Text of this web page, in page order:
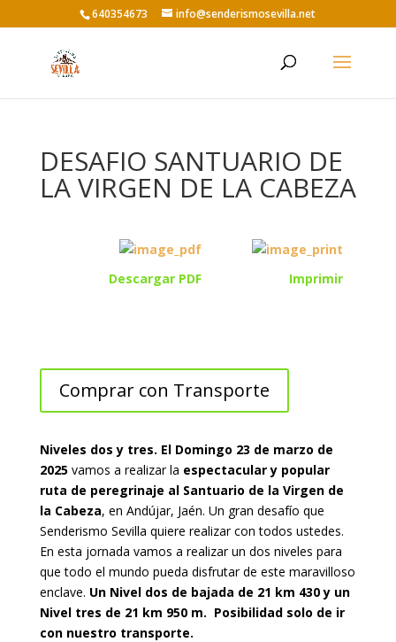
640354673 info@senderismosevilla.net
DESAFIO SANTUARIO DE
LA VIRGEN DE LA CABEZA
Descargar PDF Imprimir
Comprar con Transporte
Niveles dos y tres. El Domingo 23 de marzo de
2025 vamos a realizar la espectacular y popular
ruta de peregrinaje al Santuario de la Virgen de
la Cabeza, en Andújar, Jaén. Un gran desafío que
Senderismo Sevilla quiere realizar con todos ustedes.
En esta jornada vamos a realizar un dos niveles para
que todo el mundo pueda disfrutar de este maravilloso
enclave. Un Nivel dos de bajada de 21 km 430 y un
Nivel tres de 21 km 950 m. Posibilidad solo de ir
con nuestro transporte.